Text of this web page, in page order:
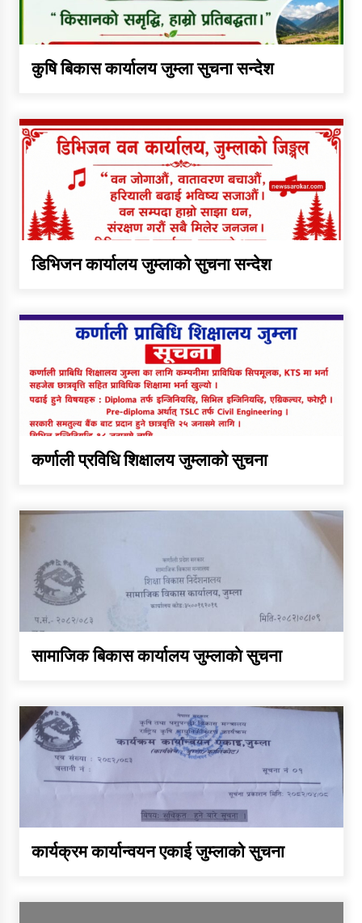
डिभिजन कार्यालय जुम्लाको सुचना
सन्देश
कर्णाली प्रविधि शिक्षालय जुम्लाको
सुचना
सामाजिक बिकास कार्यालय जुम्लाकाे
कार्यक्रम कार्यान्वयन एकाई जुम्लाको
सुचना
कर्णाली प्राविधि शिक्षालय जुम्लाको
सुचना
तातोपानी गाउँपालिकाको न्यायिक
समिति सम्बन्धी सन्देश
तातोपानी गाउँपालिका जुम्लाको
सूचना सन्देश
तातोपानी गाउँपालिका जुम्लाको
कुषि बिकास कार्यालय जुम्ला सुचना सन्देश
डिभिजन कार्यालय जुम्लाको सुचना सन्देश
कर्णाली प्रविधि शिक्षालय जुम्लाको सुचना
सामाजिक बिकास कार्यालय जुम्लाकाे सुचना
कार्यक्रम कार्यान्वयन एकाई जुम्लाको सुचना